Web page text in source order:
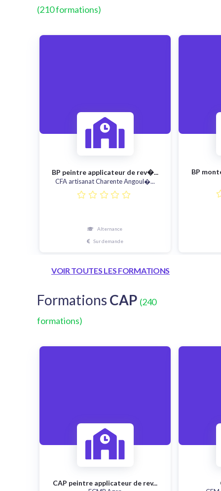
(210 formations)
BP peintre applicateur de rev�...
CFA artisanat Charente Angoul�...
Alternance
Sur demande
BP
VOIR TOUTES LES FORMATIONS
Formations CAP (240
formations)
CAP peintre applicateur de rev...